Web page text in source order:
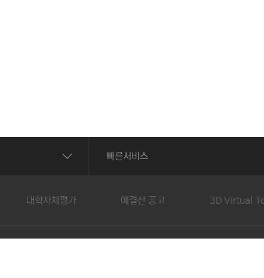
빠른서비스
대학자체평가 예결산 공고 3D Virtual